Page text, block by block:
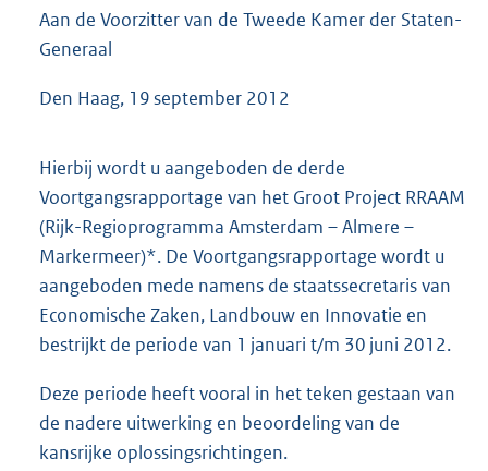
3
Aan de Voorzitter van de Tweede Kamer der Staten-
Generaal
Den Haag, 19 september 2012
Hierbij wordt u aangeboden de derde
Voortgangsrapportage van het Groot Project RRAAM
(Rijk-Regioprogramma Amsterdam – Almere –
Markermeer)*. De Voortgangsrapportage wordt u
aangeboden mede namens de staatssecretaris van
Economische Zaken, Landbouw en Innovatie en
bestrijkt de periode van 1 januari t/m 30 juni 2012.
Deze periode heeft vooral in het teken gestaan van
de nadere uitwerking en beoordeling van de
kansrijke oplossingsrichtingen.